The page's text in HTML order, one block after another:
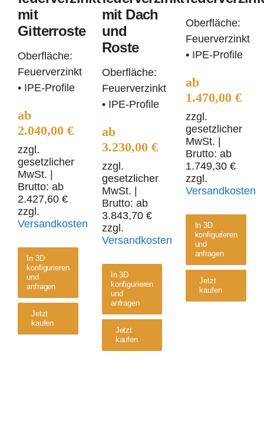
Gitterroste
mit
Gitterroste
Oberfläche:
Feuerverzinkt
• IPE-Profile
ab
2.040,00 €
zzgl.
gesetzlicher
MwSt.
Brutto: ab
2.427,60 €
zzgl.
Versandkosten
In 3D
konfigurieren
und
anfragen
Jetzt
kaufen
und
Roste
mit Dach
und
Roste
Oberfläche:
Feuerverzinkt
• IPE-Profile
ab
3.230,00 €
zzgl.
gesetzlicher
MwSt.
Brutto: ab
3.843,70 €
zzgl.
Versandkosten
In 3D
konfigurieren
und
anfragen
Jetzt
kaufen
Oberfläche:
Feuerverzinkt
• IPE-Profile
ab
1.470,00€
zzgl.
gesetzlicher
MwSt.
Brutto: ab
1.749,30€
zzgl.
Versandkosten
In 3D
konfigurieren
und
anfragen
Jetzt
kaufen